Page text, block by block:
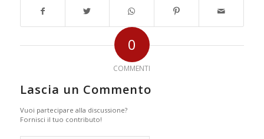
0
COMMENTI
Lascia un Commento
Vuoi partecipare alla discussione?
Fornisci il tuo contributo!